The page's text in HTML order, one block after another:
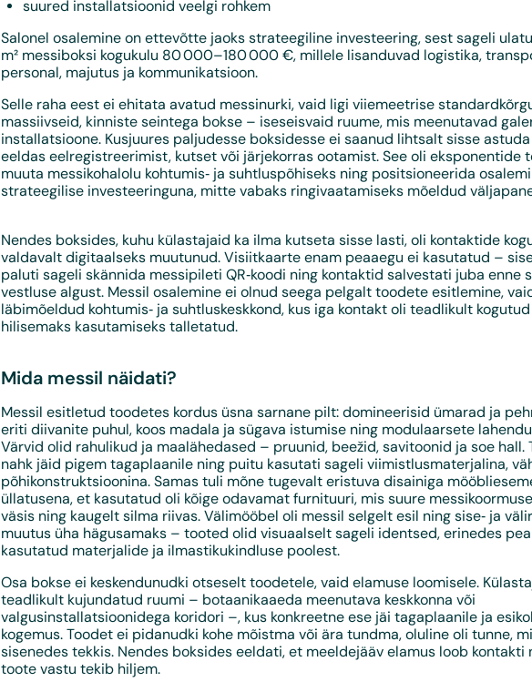
suured installatsioonid veelgi rohkem
Salonel osalemine on ettevõtte jaoks strateegiline investeering, sest sageli
m² messiboksi kogukulu 80 000–180 000 €, millele lisanduvad logistika,
personal, majutus ja kommunikatsioon.
Selle raha eest ei ehitata avatud messinurki, vaid ligi viiemeetrise
massiivseid, kinniste seintega bokse – iseseisvaid ruume, mis meenutavad
installatsioone. Kusjuures paljudesse boksidesse ei saanud lihtsalt sisse
eeldas eelregistreerimist, kutset või järjekorras ootamist. See oli eksponentide
muuta messikohalolu kohtumis‑ ja suhtluspõhiseks ning positsioneerida
strateegilise investeeringuna, mitte vabaks ringivaatamiseks mõeldud
Nendes boksides, kuhu külastajaid ka ilma kutseta sisse lasti, oli kontaktide
valdavalt digitaalseks muutunud. Visiitkaarte enam peaaegu ei kasutatud –
paluti sageli skännida messipileti QR‑koodi ning kontaktid salvestati juba enne
vestluse algust. Messil osalemine ei olnud seega pelgalt toodete esitlemine,
läbimõeldud kohtumis‑ ja suhtluskeskkond, kus iga kontakt oli teadlikult
hilisemaks kasutamiseks talletatud.
Mida messil näidati?
Messil esitletud toodetes kordus üsna sarnane pilt: domineerisid ümarad ja
eriti diivanite puhul, koos madala ja sügava istumise ning modulaarsete
Värvid olid rahulikud ja maalähedased – pruunid, beežid, savitoonid ja soe hall.
nahk jäid pigem tagaplaanile ning puitu kasutati sageli viimistlusmaterjalina,
põhikonstruktsioonina. Samas tuli mõne tugevalt eristuva disainiga
üllatusena, et kasutatud oli kõige odavamat furnituuri, mis suure
väsis ning kaugelt silma riivas. Välimööbel oli messil selgelt esil ning sise‑ ja
muutus üha hägusamaks – tooted olid visuaalselt sageli identsed, erinedes
kasutatud materjalide ja ilmastikukindluse poolest.
Osa bokse ei keskendunudki otseselt toodetele, vaid elamuse loomisele.
teadlikult kujundatud ruumi – botaanikaaeda meenutava keskkonna või
valgusinstallatsioonidega koridori –, kus konkreetne ese jäi tagaplaanile ja
kogemus. Toodet ei pidanudki kohe mõistma või ära tundma, oluline oli tunne,
sisenedes tekkis. Nendes boksides eeldati, et meeldejääv elamus loob kontakti
toote vastu tekib hiljem.